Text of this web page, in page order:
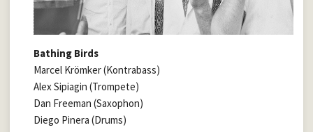
Bathing Birds
Marcel Krömker (Kontrabass)
Alex Sipiagin (Trompete)
Dan Freeman (Saxophon)
Diego Pinera (Drums)